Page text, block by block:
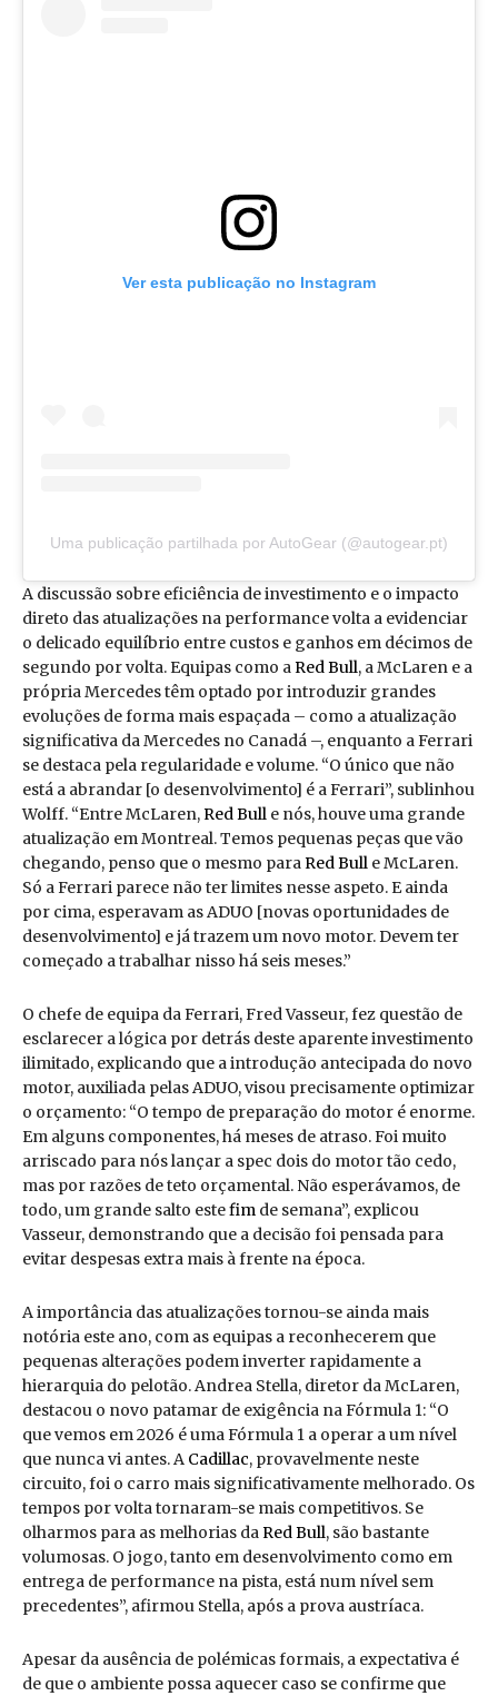
Ver esta publicação no Instagram
Uma publicação partilhada por AutoGear (@autogear.pt)
A discussão sobre eficiência de investimento e o impacto
direto das atualizações na performance volta a evidenciar
o delicado equilíbrio entre custos e ganhos em décimos de
segundo por volta. Equipas como aRed Bull, a McLaren e a
própria Mercedes têm optado por introduzir grandes
evoluções de forma mais espaçada – como a atualização
significativa da Mercedes no Canadá –, enquanto a Ferrari
se destaca pela regularidade e volume. “O único que não
está a abrandar [o desenvolvimento] é a Ferrari”, sublinhou
Wolff. “Entre McLaren,Red Bull e nós, houve uma grande
atualização em Montreal. Temos pequenas peças que vão
chegando, penso que o mesmo paraRed Bull e McLaren.
Só a Ferrari parece não ter limites nesse aspeto. E ainda
por cima, esperavam as ADUO [novas oportunidades de
desenvolvimento] e já trazem um novo motor. Devem ter
começado a trabalhar nisso há seis meses.”
O chefe de equipa da Ferrari, Fred Vasseur, fez questão de
esclarecer a lógica por detrás deste aparente investimento
ilimitado, explicando que a introdução antecipada do novo
motor, auxiliada pelas ADUO, visou precisamente optimizar
o orçamento: “O tempo de preparação do motor é enorme.
Em alguns componentes, há meses de atraso. Foi muito
arriscado para nós lançar a spec dois do motor tão cedo,
mas por razões de teto orçamental. Não esperávamos, de
todo, um grande salto estefim de semana”, explicou
Vasseur, demonstrando que a decisão foi pensada para
evitar despesas extra mais à frente na época.
A importância das atualizações tornou-se ainda mais
notória este ano, com as equipas a reconhecerem que
pequenas alterações podem inverter rapidamente a
hierarquia do pelotão. Andrea Stella, diretor da McLaren,
destacou o novo patamar de exigência na Fórmula 1: “O
que vemos em 2026 é uma Fórmula 1 a operar a um nível
que nunca vi antes. A Cadillac, provavelmente neste
circuito, foi o carro mais significativamente melhorado. Os
tempos por volta tornaram-se mais competitivos. Se
olharmos para as melhorias daRed Bull, são bastante
volumosas. O jogo, tanto em desenvolvimento como em
entrega de performance na pista, está num nível sem
precedentes”, afirmou Stella, após a prova austríaca.
Apesar da ausência de polémicas formais, a expectativa é
de que o ambiente possa aquecer caso se confirme que